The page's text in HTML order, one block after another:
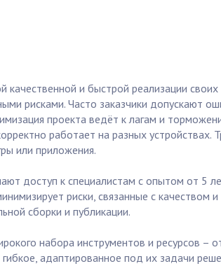
и быстрой реализации
рисками. Часто заказчики допускают
проекта ведёт к лагам и
работает на разных устройствах.
или приложения.
доступ к специалистам с опытом от 5
риски, связанные с качеством и
сборки и публикации.
набора инструментов и ресурсов –
адаптированное под их задачи